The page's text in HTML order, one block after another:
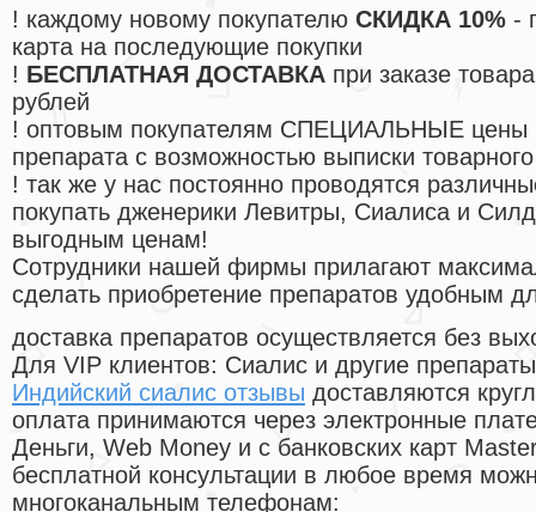
! каждому новому покупателю СКИДКА 10% -
карта на последующие покупки
! БЕСПЛАТНАЯ ДОСТАВКА при заказе
рублей
! оптовым покупателям СПЕЦИАЛЬНЫЕ цены
препарата с возможностью выписки
! так же у нас постоянно проводятся
покупать дженерики Левитры, Сиалиса и
выгодным ценам!
Cотрудники нашей фирмы прилагают
сделать приобретение препаратов удобным
доставка препаратов осуществляется без
Для VIP клиентов: Сиалис и другие
Индийский сиалис отзывы доставляются
оплата принимаются через электронные
Деньги, Web Money и с банковских карт
бесплатной консультации в любое время
многоканальным телефонам: